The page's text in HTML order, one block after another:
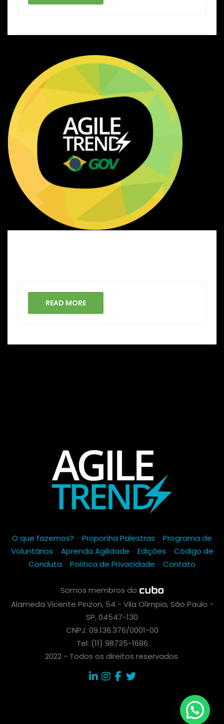
READ MORE
O que fazemos? - Proponha Palestras - Programa de
Voluntários - Aprenda Agilidade - Edições - Código de
Conduta - Política de Privacidade - Contato
Somos membros do
Alameda Vicente Pinzon, 54 - Vila Olímpia, São Paulo -
SP, 04547-130
CNPJ: 09.136.376/0001-00
Tel: (11) 98735-1686
2022 - Todos os direitos reservados.